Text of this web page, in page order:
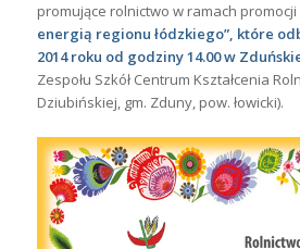
promujące rolnictwo w ramach promocji
energią regionu łódzkiego”, które
2014 roku od godziny 14.00 w
Zespołu Szkół Centrum Kształcenia
Dziubińskiej, gm. Zduny, pow. łowicki).